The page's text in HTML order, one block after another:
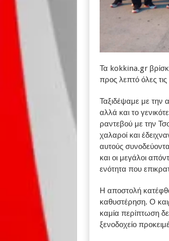
Τα kokkina.gr
προς λεπτό όλες
Ταξιδέψαμε με την
αλλά και το
ραντεβού με την
χαλαροί και
αυτούς
και οι μεγάλοι
ενότητα που
Η αποστολή
καθυστέρηση. Ο
καμία περίπτωση
ξενοδοχείο